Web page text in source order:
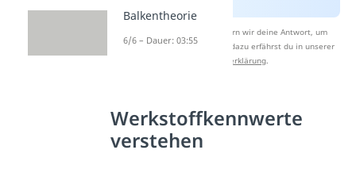
Nach Beantwortung speichern wir deine Antwort, um
Studyflix zu verbessern. Mehr dazu erfährst du in unserer
Datenschutzerklärung.
Werkstoffkennwerte
verstehen
Balkentheorie
6/6 – Dauer: 03:55